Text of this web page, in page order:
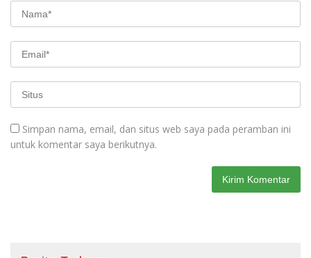
Simpan nama, email, dan situs web saya pada peramban ini
untuk komentar saya berikutnya.